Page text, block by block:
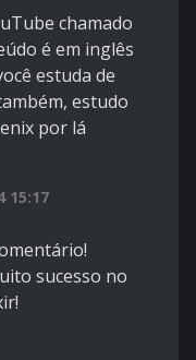
chamado
é em inglês
estuda de
estudo
por lá
15:17
sucesso no